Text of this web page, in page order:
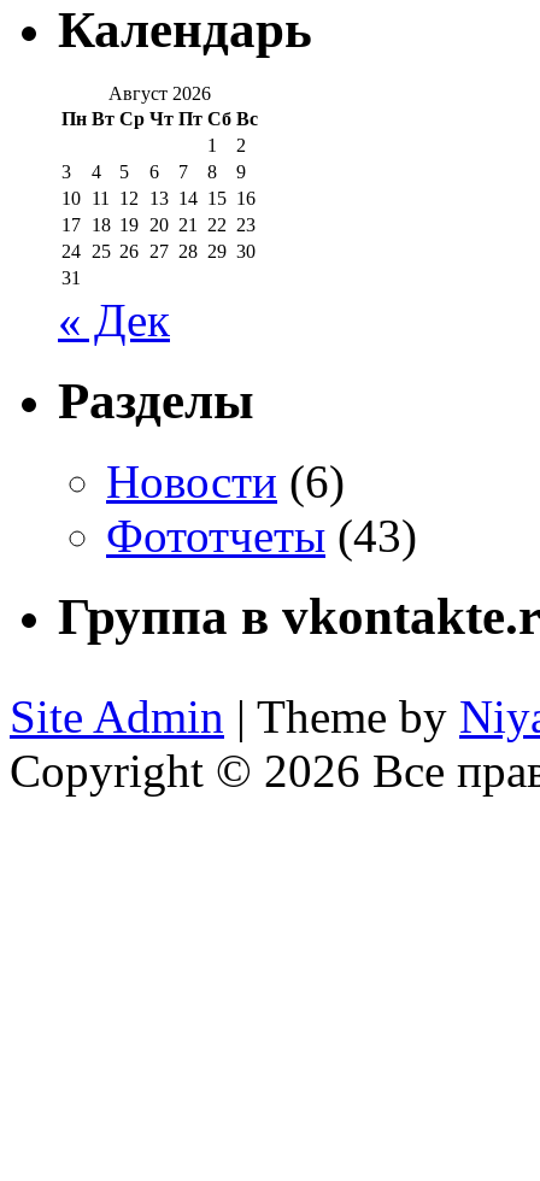
Календарь
Август 2026
Пн Вт Ср Чт Пт Сб Вс
1
2
3
4 5 6 7 8
9
10 11 12 13 14 15 16
17 18 19 20 21 22 23
24 25 26 27 28 29 30
31
« Дек
Разделы
Новости (6)
Фототчеты (43)
Группа в
Site Admin | Theme by
Copyright © 2026 Все